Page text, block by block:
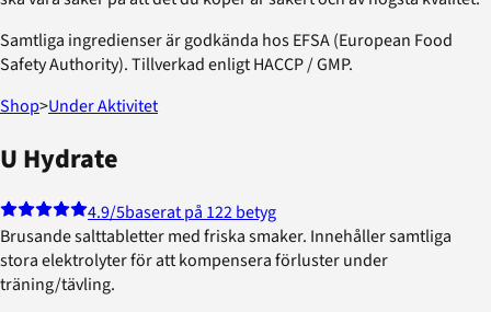
Samtliga ingredienser är godkända hos EFSA (European Food
Safety Authority). Tillverkad enligt HACCP / GMP.
Shop>Under Aktivitet
U Hydrate
4.9/5baserat på 122 betyg
Brusande salttabletter med friska smaker. Innehåller samtliga
stora elektrolyter för att kompensera förluster under
träning/tävling.